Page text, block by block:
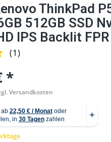
ThinkPad
512GB SSD
IPS Backlit
(1)
*
Versandkosten